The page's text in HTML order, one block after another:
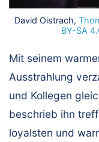
David Oistrach,
BY-SA
Mit seinem
Ausstrahlung
und Kollegen
beschrieb ihn
loyalsten und